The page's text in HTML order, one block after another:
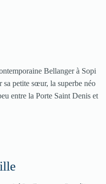
Bellanger à Sopi
sa petite sœur, la superbe néo
entre la Porte Saint Denis et